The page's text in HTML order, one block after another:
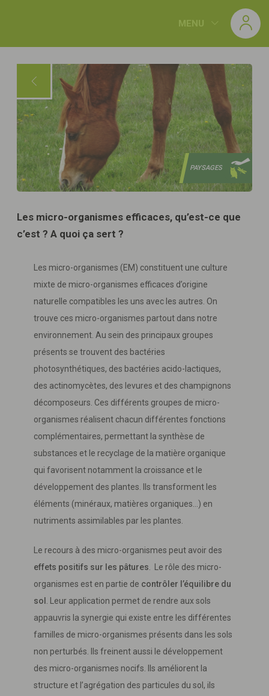
MENU
PAYSAGES
Les micro-organismes efficaces, qu’est-ce que
c’est ? A quoi ça sert ?
Les micro-organismes (EM) constituent une culture
mixte de micro-organismes efficaces d’origine
naturelle compatibles les uns avec les autres. On
trouve ces micro-organismes partout dans notre
environnement. Au sein des principaux groupes
présents se trouvent des bactéries
photosynthétiques, des bactéries acido-lactiques,
des actinomycètes, des levures et des champignons
décomposeurs. Ces différents groupes de micro-
organismes réalisent chacun différentes fonctions
complémentaires, permettant la synthèse de
substances et le recyclage de la matière organique
qui favorisent notamment la croissance et le
développement des plantes. Ils transforment les
éléments (minéraux, matières organiques...) en
nutriments assimilables par les plantes.
Le recours à des micro-organismes peut avoir des
effets positifs sur les pâtures . Le rôle des micro-
organismes est en partie de contrôler l’équilibre du
sol
. Leur application permet de rendre aux sols
appauvris la synergie qui existe entre les différentes
familles de micro-organismes présents dans les sols
non perturbés. Ils freinent aussi le développement
des micro-organismes nocifs. Ils améliorent la
structure et l’agrégation des particules du sol, ils